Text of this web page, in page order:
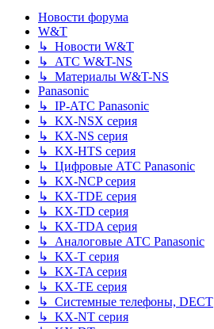
Новости форума
W&T
↳ Новости W&T
↳ АТС W&T-NS
↳ Материалы W&T-NS
Panasonic
↳ IP-АТС Panasonic
↳ KX-NSX серия
↳ KX-NS серия
↳ KX-HTS серия
↳ Цифровые АТС Panasonic
↳ KX-NCP серия
↳ KX-TDE серия
↳ KX-TD серия
↳ KX-TDA серия
↳ Аналоговые АТС Panasonic
↳ KX-T серия
↳ KX-TA серия
↳ KX-TE серия
↳ Системные телефоны, DECT
↳ KX-NT серия